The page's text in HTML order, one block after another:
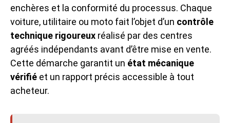
enchères et la conformité du processus. Chaque
voiture, utilitaire ou moto fait l’objet d’un contrôle
technique rigoureux réalisé par des centres
agréés indépendants avant d’être mise en vente.
Cette démarche garantit un état mécanique
vérifié et un rapport précis accessible à tout
acheteur.